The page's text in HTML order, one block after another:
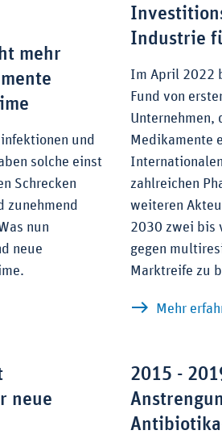
mehr
und
solche einst
Schrecken
zunehmend
nun
neue
nicht mehr wirken: Neue
Industrie
Im April 2022
Fund von
Medikamente
zahlreichen
weiteren
2030 zwei bis
gegen
Marktreife zu
Mehr
neue
2015 -